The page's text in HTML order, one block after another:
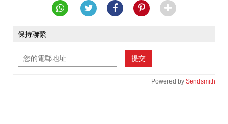
保持聯繫
提交
Powered by Sendsmith